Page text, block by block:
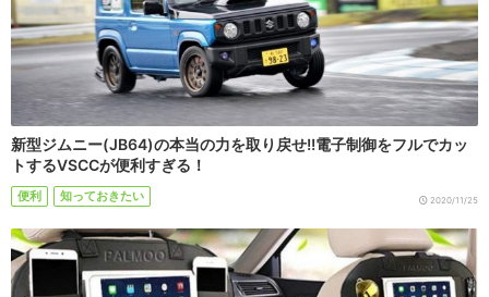
新型ジムニー(JB64)の本当の力を取り戻せ!!電子制御をフルでカッ
トするVSCCが便利すぎる！
便利 知っておきたい 2020/11/25